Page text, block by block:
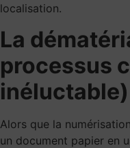
localisation.
La
processus
inéluctable)
Alors que la
un document papier en